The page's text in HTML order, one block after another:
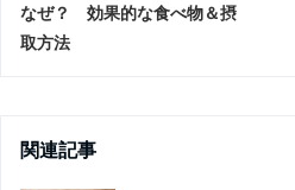
なぜ？ 効果的な食べ物＆摂
取方法
関連記事